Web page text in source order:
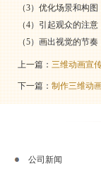
（3）优化场景和构图
（4）引起观众的注意
（5）画出视觉的节奏
上一篇：三维动画宣
下一篇：制作三维动
公司新闻